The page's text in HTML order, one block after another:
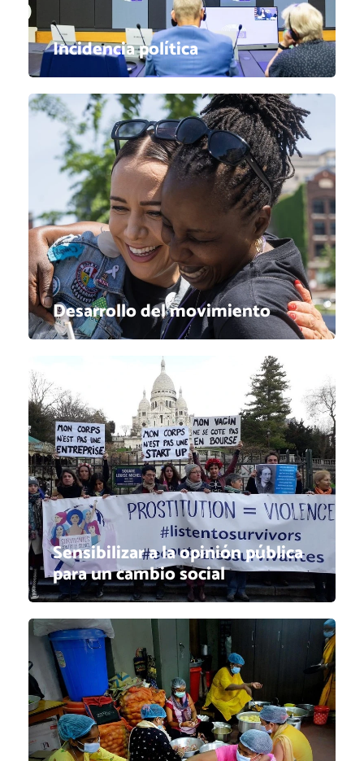
Incidencia política
Desarrollo del movimiento
Sensibilizar a la opinión pública
para un cambio social